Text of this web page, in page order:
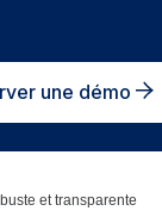
une démo
et transparente